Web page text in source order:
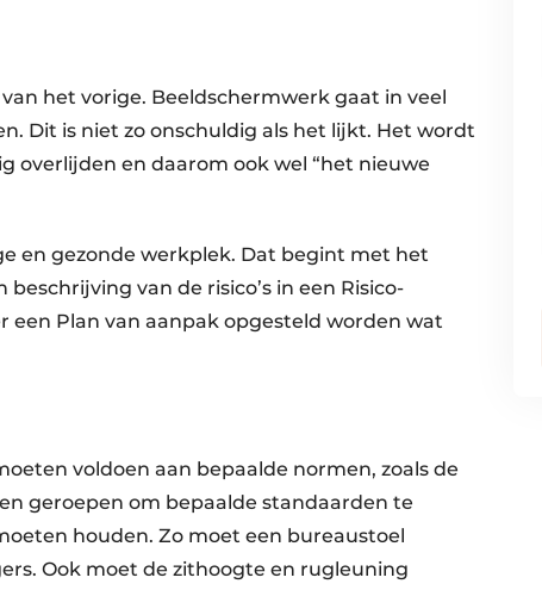
het vorige. Beeldschermwerk gaat in veel
Dit is niet zo onschuldig als het lijkt. Het wordt
en daarom ook wel “het nieuwe
en gezonde werkplek. Dat begint met het
van de risico’s in een Risico-
een Plan van aanpak opgesteld worden wat
voldoen aan bepaalde normen, zoals de
geroepen om bepaalde standaarden te
houden. Zo moet een bureaustoel
Ook moet de zithoogte en rugleuning